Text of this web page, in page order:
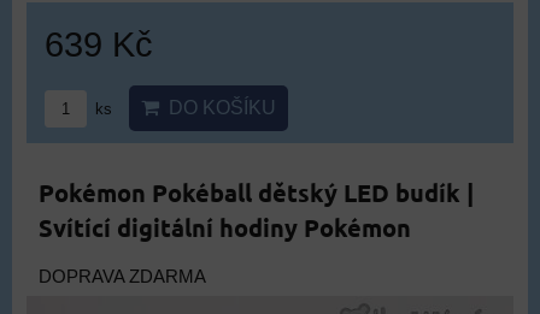
639 Kč
ks DO KOŠÍKU
Pokémon Pokéball dětský LED budík |
Svítící digitální hodiny Pokémon
DOPRAVA ZDARMA